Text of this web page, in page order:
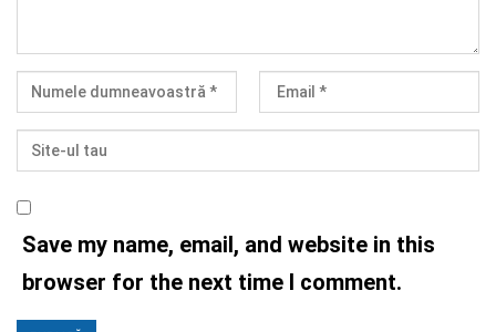
Save my name, email, and website in this
browser for the next time I comment.